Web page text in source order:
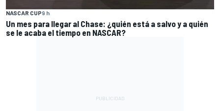
NASCAR CUP9 h
Un mes para llegar al Chase: ¿quién está a salvo y a quién
se le acaba el tiempo en NASCAR?